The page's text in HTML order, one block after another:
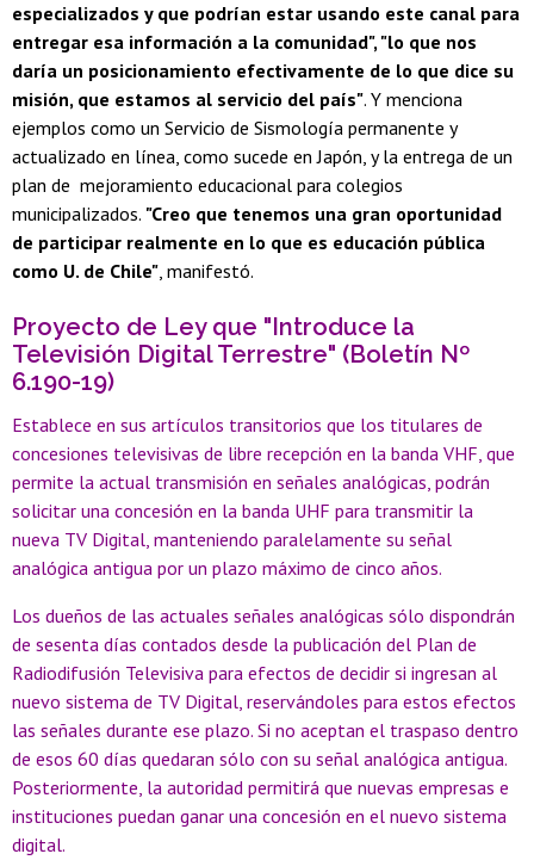
especializados y que podrían estar usando este canal para
entregar esa información a la comunidad", "lo que nos
daría un posicionamiento efectivamente de lo que dice su
misión, que estamos al servicio del país". Y menciona
ejemplos como un Servicio de Sismología permanente y
actualizado en línea, como sucede en Japón, y la entrega de un
plan de mejoramiento educacional para colegios
municipalizados. "Creo que tenemos una gran oportunidad
de participar realmente en lo que es educación pública
como U. de Chile", manifestó.
Proyecto de Ley que "Introduce la
Televisión Digital Terrestre" (Boletín Nº
6.190-19)
Establece en sus artículos transitorios que los titulares de
concesiones televisivas de libre recepción en la banda VHF, que
permite la actual transmisión en señales analógicas, podrán
solicitar una concesión en la banda UHF para transmitir la
nueva TV Digital, manteniendo paralelamente su señal
analógica antigua por un plazo máximo de cinco años.
Los dueños de las actuales señales analógicas sólo dispondrán
de sesenta días contados desde la publicación del Plan de
Radiodifusión Televisiva para efectos de decidir si ingresan al
nuevo sistema de TV Digital, reservándoles para estos efectos
las señales durante ese plazo. Si no aceptan el traspaso dentro
de esos 60 días quedaran sólo con su señal analógica antigua.
Posteriormente, la autoridad permitirá que nuevas empresas e
instituciones puedan ganar una concesión en el nuevo sistema
digital.